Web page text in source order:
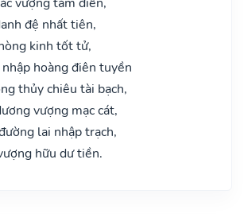
đệ nhất tiên,
kinh tốt tử,
hoàng điên tuyền
thủy chiêu tài bạch,
vượng mạc cát,
lai nhập trạch,
hữu dư tiền.